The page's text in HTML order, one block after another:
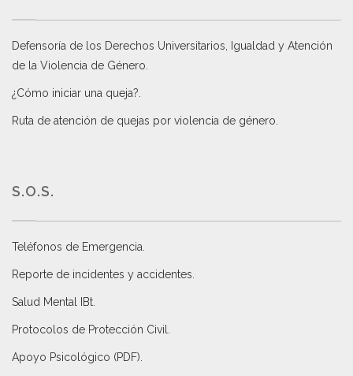
Defensoría de los Derechos Universitarios, Igualdad y Atención
de la Violencia de Género
¿Cómo iniciar una queja?
Ruta de atención de quejas por violencia de género
S.O.S.
Teléfonos de Emergencia.
Reporte de incidentes y accidentes
Salud Mental IBt
Protocolos de Protección Civil
Apoyo Psicológico (PDF)